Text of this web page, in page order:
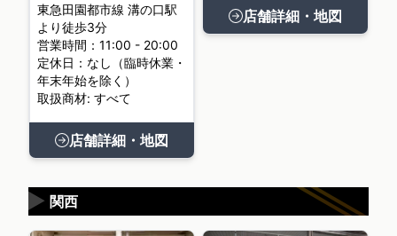
東急田園都市線 溝の口駅
より徒歩3分
営業時間：11:00 - 20:00
定休日：なし（臨時休業・
年末年始を除く）
取扱商材: すべて
店舗詳細・地図
店舗詳細・地図
関西
▶